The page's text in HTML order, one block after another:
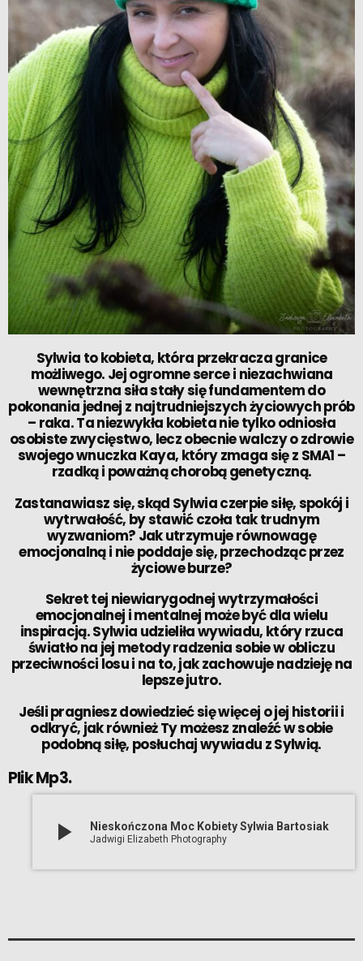
Sylwia to kobieta, która przekracza granice
możliwego. Jej ogromne serce i niezachwiana
wewnętrzna siła stały się fundamentem do
pokonania jednej z najtrudniejszych życiowych prób
– raka. Ta niezwykła kobieta nie tylko odniosła
osobiste zwycięstwo, lecz obecnie walczy o zdrowie
swojego wnuczka Kaya, który zmaga się z SMA1 –
rzadką i poważną chorobą genetyczną.
Zastanawiasz się, skąd Sylwia czerpie siłę, spokój i
wytrwałość, by stawić czoła tak trudnym
wyzwaniom? Jak utrzymuje równowagę
emocjonalną i nie poddaje się, przechodząc przez
życiowe burze?
Sekret tej niewiarygodnej wytrzymałości
emocjonalnej i mentalnej może być dla wielu
inspiracją. Sylwia udzieliła wywiadu, który rzuca
światło na jej metody radzenia sobie w obliczu
przeciwności losu i na to, jak zachowuje nadzieję na
lepsze jutro.
Jeśli pragniesz dowiedzieć się więcej o jej historii i
odkryć, jak również Ty możesz znaleźć w sobie
podobną siłę, posłuchaj wywiadu z Sylwią.
Plik Mp3.
play_arrow Nieskończona Moc Kobiety Sylwia Bartosiak
Jadwigi Elizabeth Photography